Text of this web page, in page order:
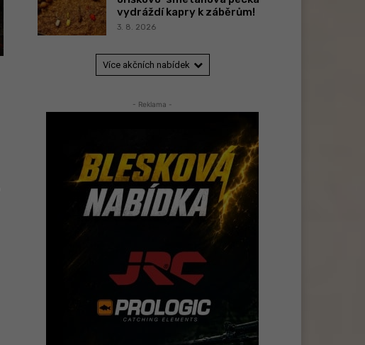
vydráždí kapry k záběrům!
3. 8. 2026
Více akčních nabídek
- Reklama -